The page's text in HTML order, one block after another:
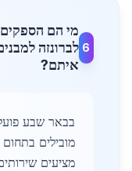
6
מי הם
לברונזה
איתם?
בבאר שבע
מובילים
מציעים